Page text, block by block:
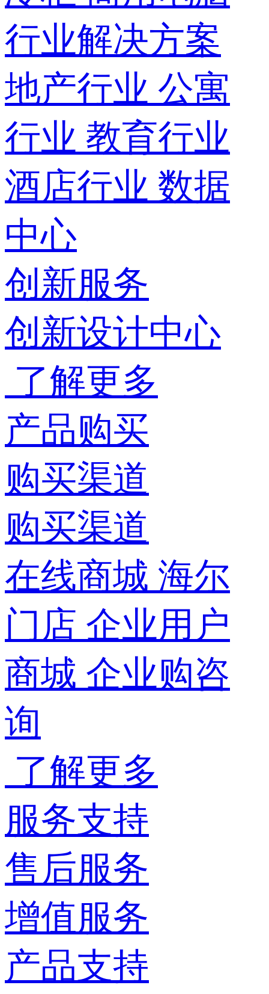
行业解决方案
地产行业 公寓
行业 教育行业
酒店行业 数据
中心
创新服务
创新设计中心
了解更多
产品购买
购买渠道
购买渠道
在线商城 海尔
门店 企业用户
商城 企业购咨
询
了解更多
服务支持
售后服务
增值服务
产品支持